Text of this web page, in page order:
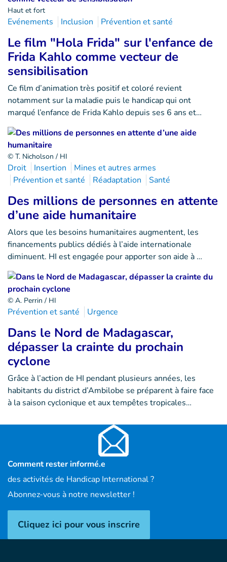
Haut et fort
Evénements Inclusion Prévention et santé
Le film "Hola Frida" sur l'enfance de
Frida Kahlo comme vecteur de
sensibilisation
Ce film d’animation très positif et coloré revient
notamment sur la maladie puis le handicap qui ont
marqué l’enfance de Frida Kahlo depuis ses 6 ans et…
© T. Nicholson / HI
Droit Insertion
Mines et autres armes
Prévention et santé
Réadaptation Santé
Des millions de personnes en attente
d’une aide humanitaire
Alors que les besoins humanitaires augmentent, les
financements publics dédiés à l’aide internationale
diminuent. HI est engagée pour apporter son aide à …
© A. Perrin / HI
Prévention et santé Urgence
Dans le Nord de Madagascar,
dépasser la crainte du prochain
cyclone
Grâce à l’action de HI pendant plusieurs années, les
habitants du district d’Ambilobe se préparent à faire face
à la saison cyclonique et aux tempêtes tropicales…
Comment rester informé.e
des activités de Handicap International ?
Abonnez-vous à notre newsletter !
Cliquez ici pour vous inscrire